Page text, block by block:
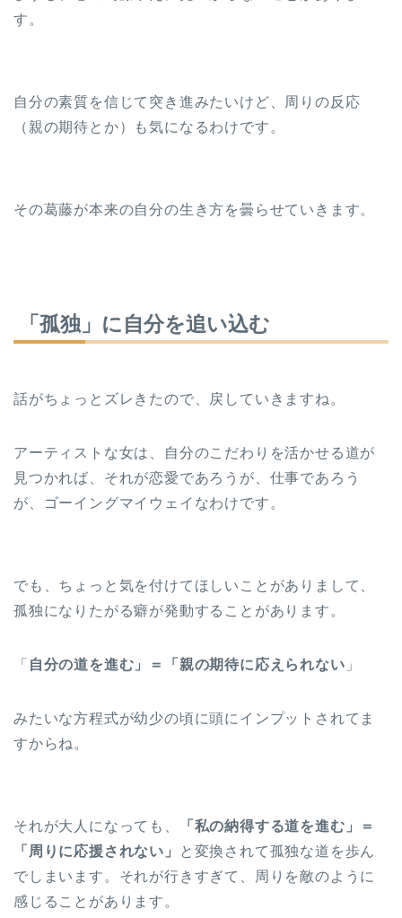
す。
自分の素質を信じて突き進みたいけど、周りの反応
（親の期待とか）も気になるわけです。
その葛藤が本来の自分の生き方を曇らせていきます。
「孤独」に自分を追い込む
話がちょっとズレきたので、戻していきますね。
アーティストな女は、自分のこだわりを活かせる道が
見つかれば、それが恋愛であろうが、仕事であろう
が、ゴーイングマイウェイなわけです。
でも、ちょっと気を付けてほしいことがありまして、
孤独になりたがる癖が発動することがあります。
「 自分の道を進む」＝「親の期待に応えられない 」
みたいな方程式が幼少の頃に頭にインプットされてま
すからね。
それが大人になっても、
「私の納得する道を進む」＝
「周りに応援されない」
と変換されて孤独な道を歩ん
でしまいます。それが行きすぎて、周りを敵のように
感じることがあります。